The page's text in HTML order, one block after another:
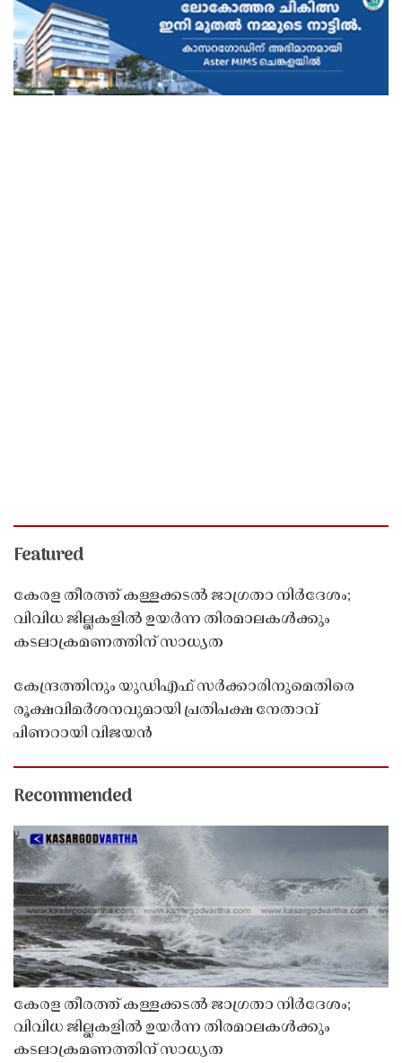
Featured
കേരള തീരത്ത് കള്ളക്കടൽ ജാഗ്രതാ നിർദേശം;
വിവിധ ജില്ലകളിൽ ഉയർന്ന തിരമാലകൾക്കും
കടലാക്രമണത്തിന് സാധ്യത
കേന്ദ്രത്തിനും യുഡിഎഫ് സർക്കാരിനുമെതിരെ
രൂക്ഷവിമർശനവുമായി പ്രതിപക്ഷ നേതാവ്
പിണറായി വിജയൻ
Recommended
കേരള തീരത്ത് കള്ളക്കടൽ ജാഗ്രതാ നിർദേശം;
വിവിധ ജില്ലകളിൽ ഉയർന്ന തിരമാലകൾക്കും
കടലാക്രമണത്തിന് സാധ്യത